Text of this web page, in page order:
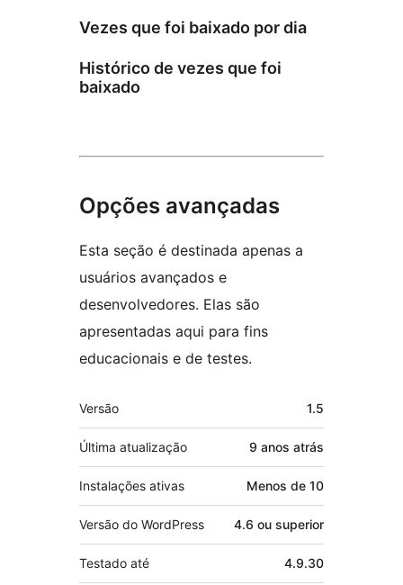
Vezes que foi baixado por dia
Histórico de vezes que foi
baixado
Opções avançadas
Esta seção é destinada apenas a
usuários avançados e
desenvolvedores. Elas são
apresentadas aqui para fins
educacionais e de testes.
Meta
Versão 1.5
Última atualização 9 anos atrás
Instalações ativas Menos de 10
Versão do WordPress 4.6 ou superior
Testado até 4.9.30